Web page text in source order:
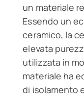
un materiale
Essendo un
ceramico, la
elevata
utilizzata in
materiale ha
di isolamento